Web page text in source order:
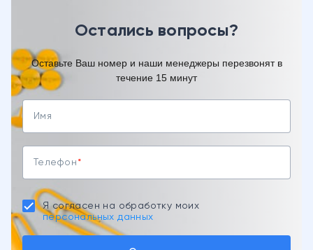
Остались вопросы?
Оставьте Ваш номер и наши менеджеры перезвонят в
течение 15 минут
Имя
Телефон
Я согласен на обработку моих
персональных данных